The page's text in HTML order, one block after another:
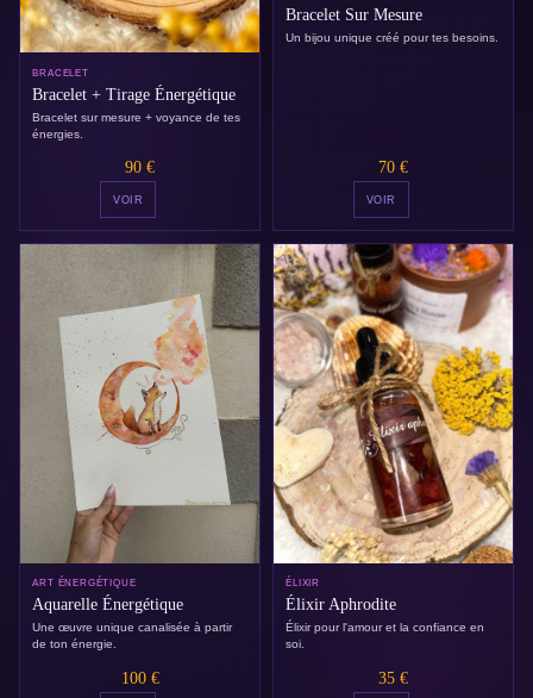
BRACELET
Bracelet + Tirage Énergétique
Bracelet sur mesure + voyance de tes
énergies.
90 €
VOIR
Bracelet Sur Mesure
Un bijou unique créé pour tes besoins.
70 €
VOIR
ART ÉNERGÉTIQUE
Aquarelle Énergétique
Une œuvre unique canalisée à partir
de ton énergie.
100 €
ÉLIXIR
Élixir Aphrodite
Élixir pour l'amour et la confiance en
soi.
35 €